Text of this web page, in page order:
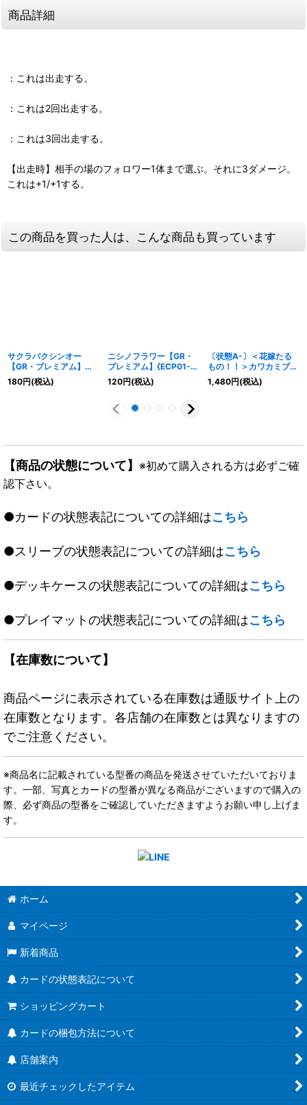
商品詳細
：これは出走する。
：これは2回出走する。
：これは3回出走する。
【出走時】相手の場のフォロワー1体まで選ぶ。それに3ダメージ。
これは+1/+1する。
この商品を買った人は、こんな商品も買っています
サクラバクシンオー
【GR・プレミアム】
{ECP01-P03}《エル
フ》
180円(税込)
ニシノフラワー【GR・
プレミアム】{ECP01-
P19}《ドラゴン》
120円(税込)
〔状態A-〕＜花嫁たる
もの！！＞カワカミプリ
ンセス(リーダー)【-】
{CP01-LD03}《ウィッ
1,480円(税込)
【商品の状態について】 ※初めて購入される方は必ずご確
認下さい。
●カードの状態表記についての詳細はこちら
●スリーブの状態表記についての詳細はこちら
●デッキケースの状態表記についての詳細はこちら
●プレイマットの状態表記についての詳細はこちら
【在庫数について】
商品ページに表示されている在庫数は通販サイト上の
在庫数となります。各店舗の在庫数とは異なりますの
でご注意ください。
※商品名に記載されている型番の商品を発送させていただいておりま
す。一部、写真とカードの型番が異なる商品がございますので購入の
際、必ず商品の型番をご確認していただきますようお願い申し上げま
す。
ホーム
マイページ
新着商品
カードの状態表記について
ショッピングカート
カードの梱包方法について
店舗案内
最近チェックしたアイテム